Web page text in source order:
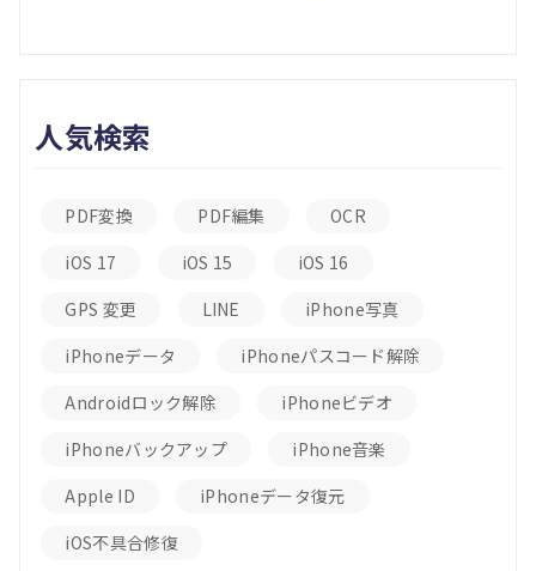
人気検索
PDF変換 PDF編集
OCR
iOS 17
iOS 15
iOS 16
GPS 変更
LINE
iPhone写真
iPhoneデータ
iPhoneパスコード解除
Androidロック解除
iPhoneビデオ
iPhoneバックアップ
iPhone音楽
Apple ID
iPhoneデータ復元
iOS不具合修復